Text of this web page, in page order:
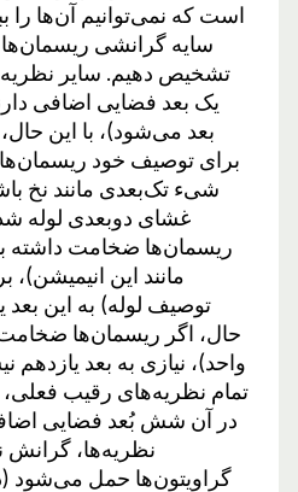
است که نمی‌توانیم آن‌ها را
سایه گرانشی
تشخیص دهیم. سایر
بعد می‌شود)، با این
برای توصیف خود
شیء تک‌بعدی مانند نخ
غشای دوبعدی لوله
ریسمان‌ها ضخامت داشته
مانند این
توصیف لوله) به این بعد
حال، اگر ریسمان‌ها
واحد)، نیازی به بعد
تمام نظریه‌های رقیب فعلی،
در آن شش بُعد فضایی
نظریه‌ها،
گراویتون‌ها حمل می‌شود